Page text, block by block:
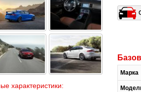
характеристики:
Марка